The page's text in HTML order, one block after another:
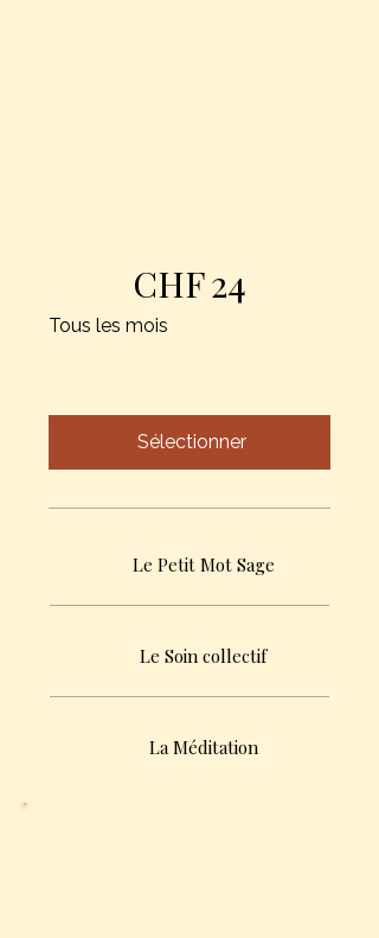
CHF24
Tous les mois
Sélectionner
Le Petit Mot Sage
Le Soin collectif
La Méditation